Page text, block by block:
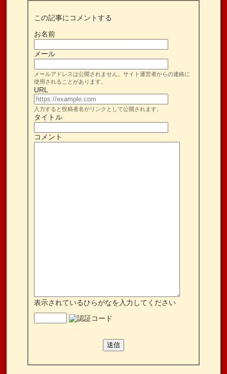
この記事にコメントする
お名前
メール
メールアドレスは公開されません。サイト運営者からの連絡に
使用されることがあります。
URL
入力すると投稿者名がリンクとして公開されます。
タイトル
コメント
表示されているひらがなを入力してください